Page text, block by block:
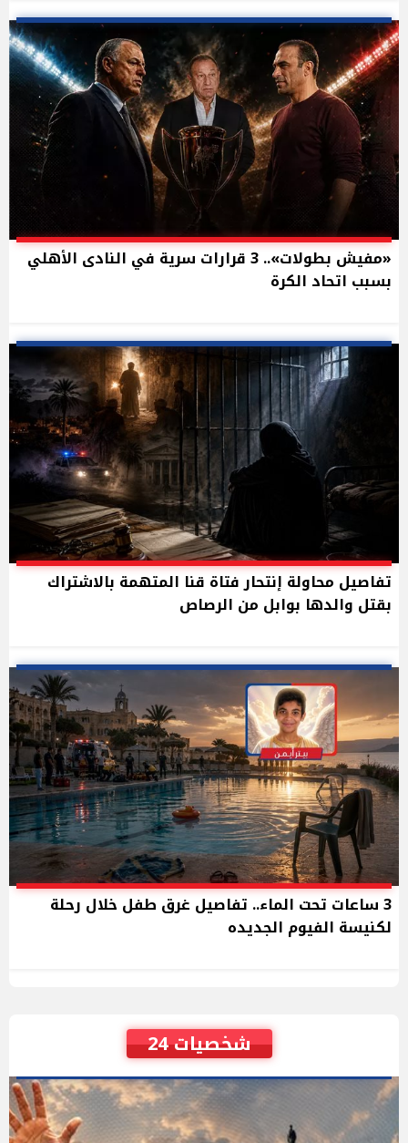
«مفيش بطولات».. 3 قرارات سرية في النادى الأهلي
بسبب اتحاد الكرة
تفاصيل محاولة إنتحار فتاة قنا المتهمة بالاشتراك
بقتل والدها بوابل من الرصاص
3 ساعات تحت الماء.. تفاصيل غرق طفل خلال رحلة
لكنيسة الفيوم الجديده
شخصيات 24